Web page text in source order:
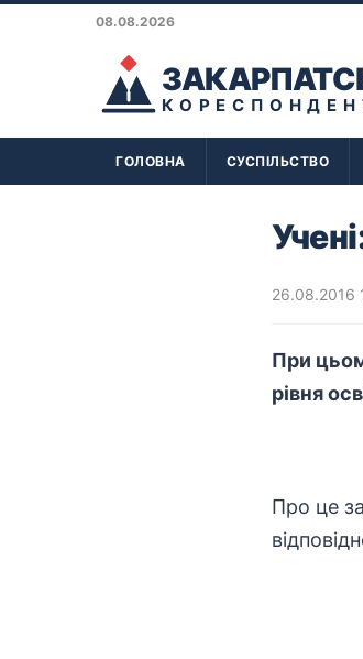
08.08.2026
ГОЛОВНА СУСПІЛЬСТВО
26.08.2016
При
рівня
Про це